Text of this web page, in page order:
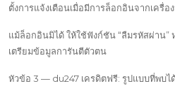
ตั้งการแจ้งเตือนเมื่อมีการล็อกอินจากเครื่อ
แม้ล็อกอินมิได้ ให้ใช้ฟังก์ชัน “ลืมรหัสผ่าน
เตรียมข้อมูลการันตีตัวตน
หัวข้อ 3 — du247 เครดิตฟรี: รูปแบบที่พบ